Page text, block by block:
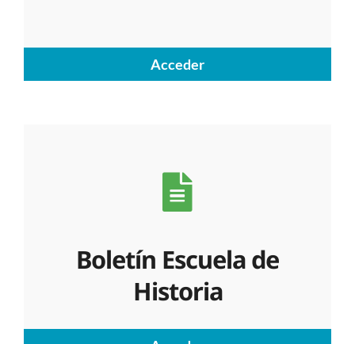
Acceder
Boletín Escuela de
Historia